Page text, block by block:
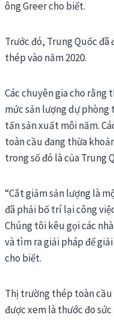
ông Greer cho biết.
Trước đó, Trung Quốc
thép vào năm 2020.
Các chuyên gia cho
mức sản lượng dự phòng
tấn sản xuất mỗi năm.
toàn cầu đang thừa
trong số đó là của Trung
“Cắt giảm sản lượng là
đã phải bố trí lại công
Chúng tôi kêu gọi các
và tìm ra giải pháp để
cho biết.
Thị trường thép toàn cầu
được xem là thước đo